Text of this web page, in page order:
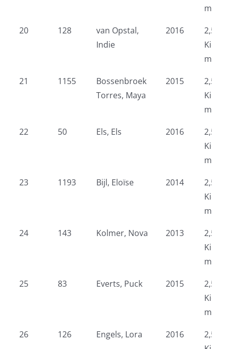
20
128
van Opstal,
Indie
2016
2,5
21
1155
Bossenbroek
Torres, Maya
2015
2,5
22
50 Els, Els 2016
2,5
23
1193 Bijl, Eloïse 2014
2,5
24
143 Kolmer, Nova 2013
2,5
25
83 Everts, Puck 2015
2,5
26
126 Engels, Lora 2016
2,5